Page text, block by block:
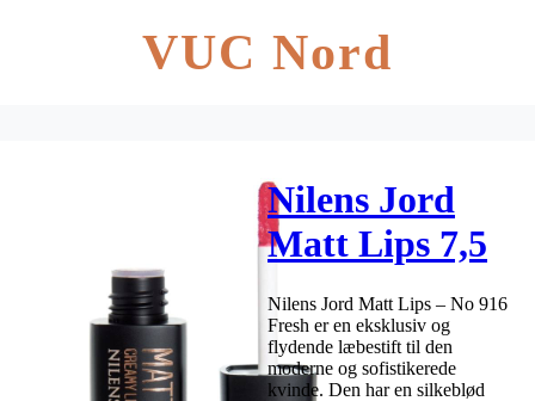
VUC Nord
Nilens Jord
Matt Lips 7,5
ml. – No. 916
Fresh
Nilens Jord Matt Lips – No 916
Fresh er en eksklusiv og
flydende læbestift til den
moderne og sofistikerede
kvinde. Den har en silkeblød